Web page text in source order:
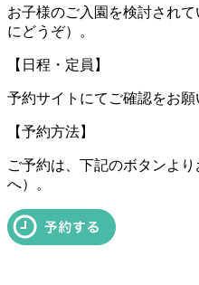
お子様のご入園を検討され
にどうぞ）。
【日程・定員】
予約サイトにてご確認をお願
【予約方法】
ご予約は、下記のボタンよ
へ）。